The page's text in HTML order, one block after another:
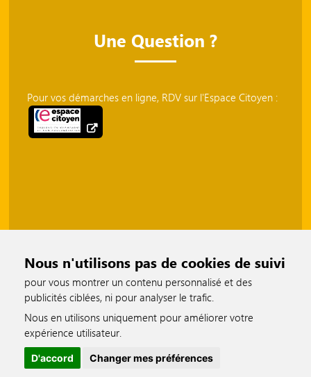
Nous n'utilisons pas de cookies de suivi
pour vous montrer un contenu personnalisé et des
publicités ciblées, ni pour analyser le trafic.
Nous en utilisons uniquement pour améliorer votre
expérience utilisateur.
D'accord Changer mes préférences
Une Question ?
Pour vos démarches en ligne, RDV sur l'Espace Citoyen :
accessible